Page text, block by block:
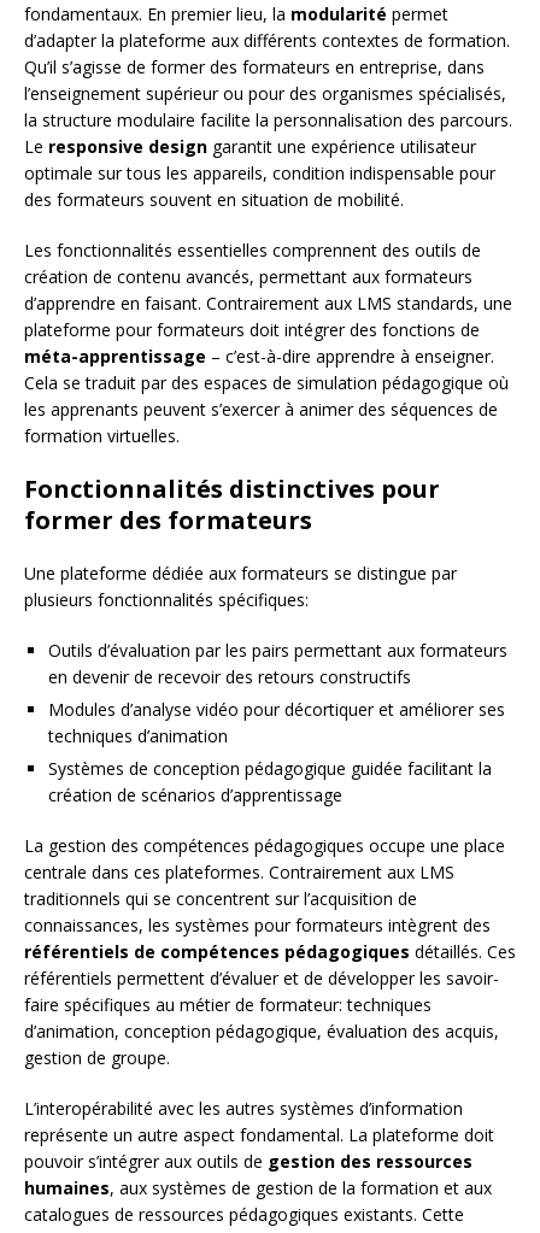
fondamentaux. En premier lieu, la modularité permet
d’adapter la plateforme aux différents contextes de formation.
Qu’il s’agisse de former des formateurs en entreprise, dans
l’enseignement supérieur ou pour des organismes spécialisés,
la structure modulaire facilite la personnalisation des parcours.
Le responsive design garantit une expérience utilisateur
optimale sur tous les appareils, condition indispensable pour
des formateurs souvent en situation de mobilité.
Les fonctionnalités essentielles comprennent des outils de
création de contenu avancés, permettant aux formateurs
d’apprendre en faisant. Contrairement aux LMS standards, une
plateforme pour formateurs doit intégrer des fonctions de
méta-apprentissage – c’est-à-dire apprendre à enseigner.
Cela se traduit par des espaces de simulation pédagogique où
les apprenants peuvent s’exercer à animer des séquences de
formation virtuelles.
Fonctionnalités distinctives pour
former des formateurs
Une plateforme dédiée aux formateurs se distingue par
plusieurs fonctionnalités spécifiques:
Outils d’évaluation par les pairs permettant aux formateurs
en devenir de recevoir des retours constructifs
Modules d’analyse vidéo pour décortiquer et améliorer ses
techniques d’animation
Systèmes de conception pédagogique guidée facilitant la
création de scénarios d’apprentissage
La gestion des compétences pédagogiques occupe une place
centrale dans ces plateformes. Contrairement aux LMS
traditionnels qui se concentrent sur l’acquisition de
connaissances, les systèmes pour formateurs intègrent des
référentiels de compétences pédagogiques détaillés. Ces
référentiels permettent d’évaluer et de développer les savoir-
faire spécifiques au métier de formateur: techniques
d’animation, conception pédagogique, évaluation des acquis,
gestion de groupe.
L’interopérabilité avec les autres systèmes d’information
représente un autre aspect fondamental. La plateforme doit
pouvoir s’intégrer aux outils de gestion des ressources
humaines, aux systèmes de gestion de la formation et aux
catalogues de ressources pédagogiques existants. Cette